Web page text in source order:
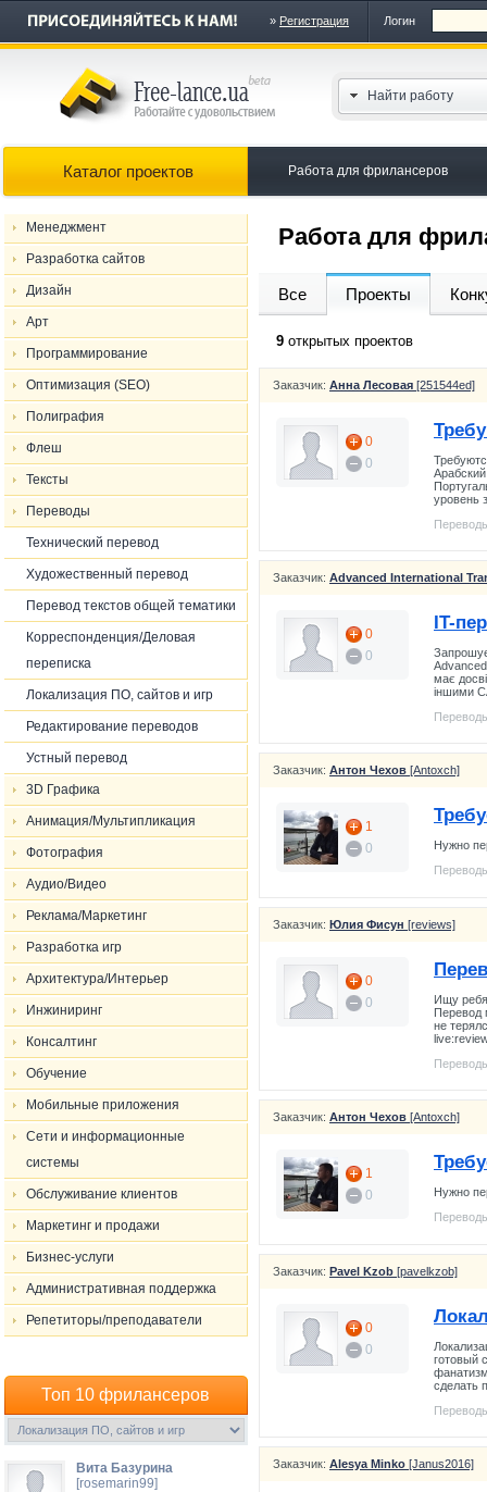
» Регистрация Логин
Найти работу
Каталог проектов Работа для фрилансеров
Менеджмент
Разработка сайтов
Дизайн
Арт
Программирование
Оптимизация (SEO)
Полиграфия
Флеш
Тексты
Переводы
Технический перевод
Художественный перевод
Перевод текстов общей тематики
Корреспонденция/Деловая
переписка
Локализация ПО, сайтов и игр
Редактирование переводов
Устный перевод
3D Графика
Анимация/Мультипликация
Фотография
Аудио/Видео
Реклама/Маркетинг
Разработка игр
Архитектура/Интерьер
Инжиниринг
Консалтинг
Обучение
Мобильные приложения
Сети и информационные
системы
Обслуживание клиентов
Маркетинг и продажи
Бизнес-услуги
Административная поддержка
Репетиторы/преподаватели
Топ 10 фрилансеров
Вита Базурина
[rosemarin99]
Работа для
Все Проекты
9 открытых проектов
Заказчик: Анна Лесовая [251544ed]
0
0
уровень
Заказчик: Advanced International
0
0
IT-
має
іншими
Заказчик: Антон Чехов [Antoxch]
1
0
Нужно
Заказчик: Юлия Фисун [reviews]
0
0
Ищу
Перевод
не
Заказчик: Антон Чехов [Antoxch]
1
0
Нужно
Заказчик: Pavel Kzob [pavelkzob]
0
0
готовый
сделать
Заказчик: Alesya Minko [Janus2016]